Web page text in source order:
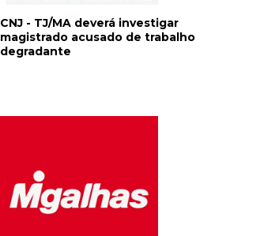
CNJ - TJ/MA deverá investigar
magistrado acusado de trabalho
degradante